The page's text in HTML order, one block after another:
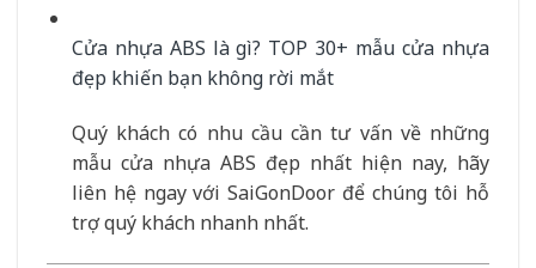
Cửa nhựa ABS là gì? TOP 30+ mẫu cửa nhựa
đẹp khiến bạn không rời mắt
Quý khách có nhu cầu cần tư vấn về những
mẫu cửa nhựa ABS đẹp nhất hiện nay, hãy
liên hệ ngay với SaiGonDoor để chúng tôi hỗ
trợ quý khách nhanh nhất.